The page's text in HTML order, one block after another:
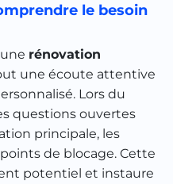
le besoin
rénovation
une écoute attentive
Lors du
questions ouvertes
principale, les
de blocage. Cette
potentiel et instaure